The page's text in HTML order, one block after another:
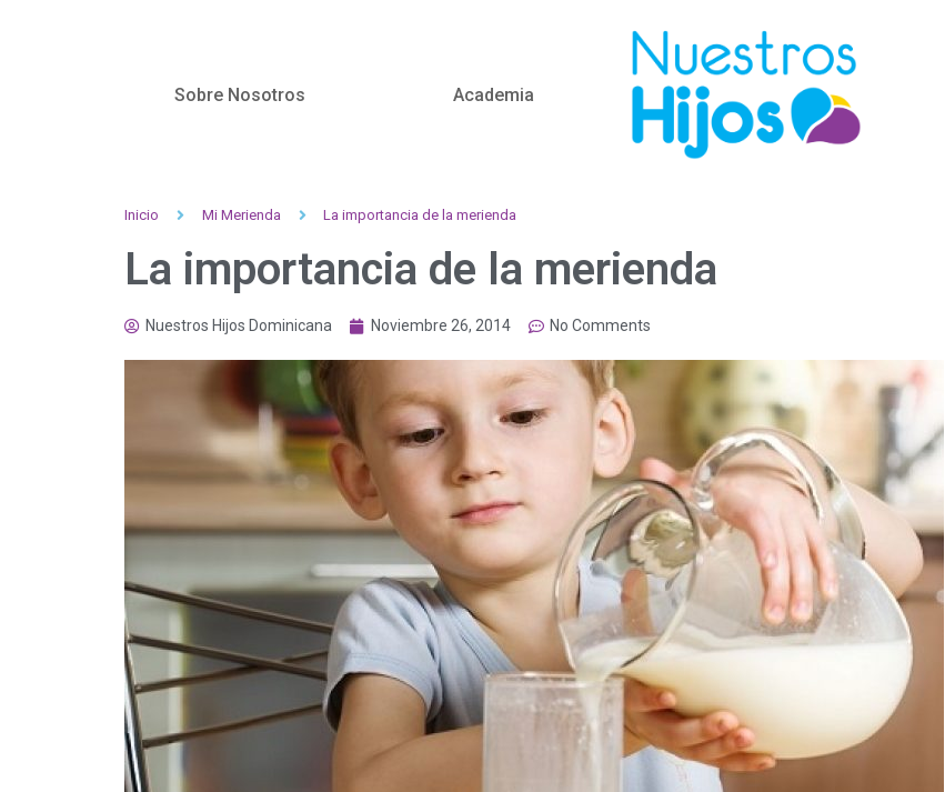
Sobre Nosotros Academia
Inicio Mi Merienda La importancia de la merienda
La importancia de la merienda
Nuestros Hijos Dominicana Noviembre 26, 2014 No Comments